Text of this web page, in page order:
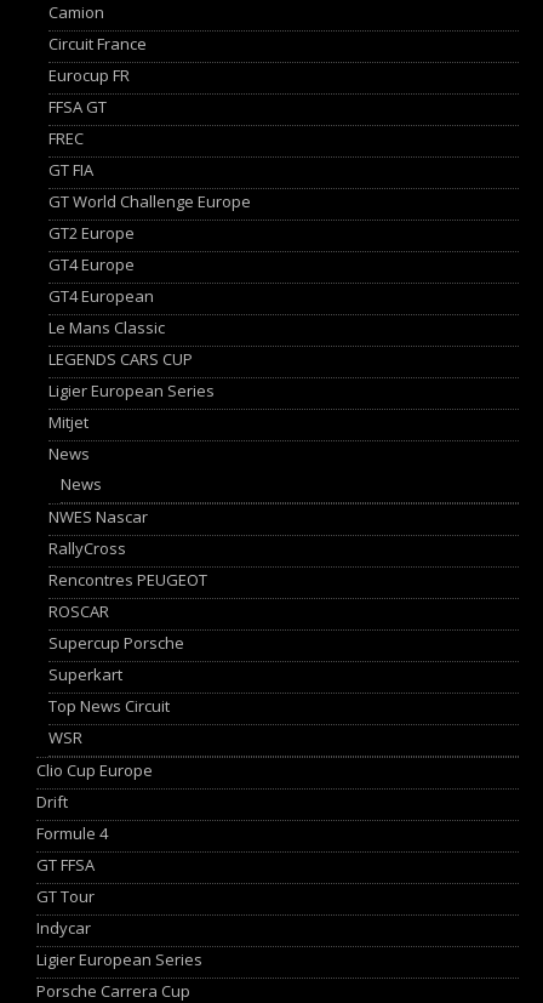
Camion
Circuit France
Eurocup FR
FFSA GT
FREC
GT FIA
GT World Challenge Europe
GT2 Europe
GT4 Europe
GT4 European
Le Mans Classic
LEGENDS CARS CUP
Ligier European Series
Mitjet
News
News
NWES Nascar
RallyCross
Rencontres PEUGEOT
ROSCAR
Supercup Porsche
Superkart
Top News Circuit
WSR
Clio Cup Europe
Drift
Formule 4
GT FFSA
GT Tour
Indycar
Ligier European Series
Porsche Carrera Cup